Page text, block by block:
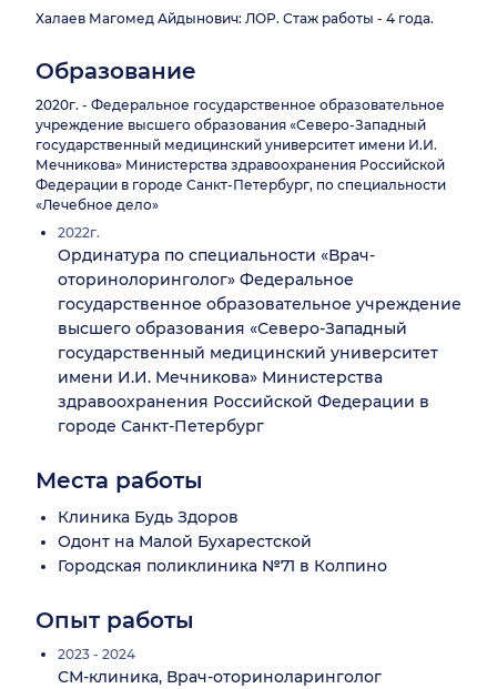
Халаев Магомед Айдынович: ЛОР. Стаж работы - 4 года.
Образование
2020г. - Федеральное государственное образовательное
учреждение высшего образования «Северо-Западный
государственный медицинский университет имени И.И.
Мечникова» Министерства здравоохранения Российской
Федерации в городе Санкт-Петербург, по специальности
«Лечебное дело»
2022г.
Ординатура по специальности «Врач-
оторинолоринголог» Федеральное
государственное образовательное учреждение
высшего образования «Северо-Западный
государственный медицинский университет
имени И.И. Мечникова» Министерства
здравоохранения Российской Федерации в
городе Санкт-Петербург
Места работы
Клиника Будь Здоров
Одонт на Малой Бухарестской
Городская поликлиника №71 в Колпино
Опыт работы
2023 - 2024
СМ-клиника, Врач-оториноларинголог